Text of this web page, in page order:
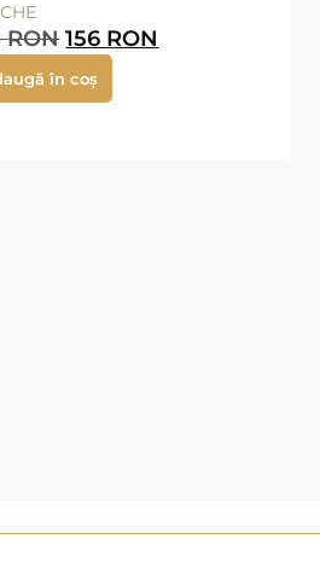
RON 156 RON
în coș